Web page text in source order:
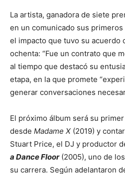
La artista, ganadora de siete
en un comunicado sus
el impacto que tuvo su acuerdo
ochenta: “Fue un contrato que
al tiempo que destacó su
etapa, en la que promete
generar conversaciones
El próximo álbum será su
desde Madame X (2019) y
Stuart Price, el DJ y productor
a Dance Floor(2005), uno de
su carrera. Según adelantaron